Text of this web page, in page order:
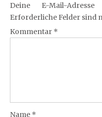
Deine E-Mail-
Erforderliche Felder sind
Kommentar *
Name *